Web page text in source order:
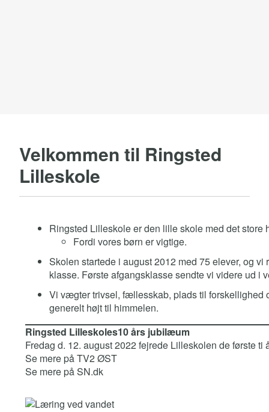
Velkommen til Ringsted
Lilleskole
Ringsted Lilleskole er den lille skole med det store
Fordi vores børn er vigtige.
Skolen startede i august 2012 med 75 elever, og vi
klasse. Første afgangsklasse sendte vi videre ud i
Vi vægter trivsel, fællesskab, plads til forskellighed
generelt højt til himmelen.
Ringsted Lilleskoles10 års jubilæum
Fredag d. 12. august 2022 fejrede Lilleskolen de første ti
Se mere påTV2 ØST
Se mere påSN.dk